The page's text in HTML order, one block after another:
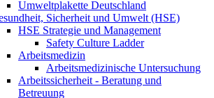
Umweltplakette Deutschland
Sicherheit und Umwelt (HSE)
HSE Strategie und Management
Safety Culture Ladder
Arbeitsmedizin
Arbeitsmedizinische Untersuchung
Arbeitssicherheit - Beratung und
Betreuung